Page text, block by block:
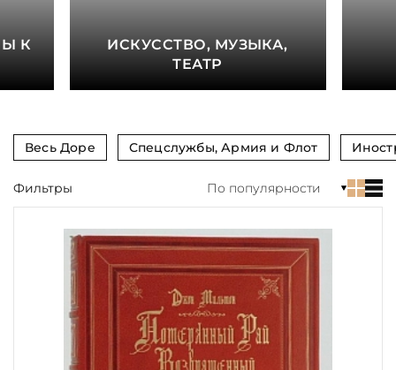
К
ИСКУССТВО, МУЗЫКА,
ТЕАТР
Весь Доре Спецслужбы, Армия и Флот
Язык
Обрез
Тиснение
Пол и возраст
Фильтры По популярности